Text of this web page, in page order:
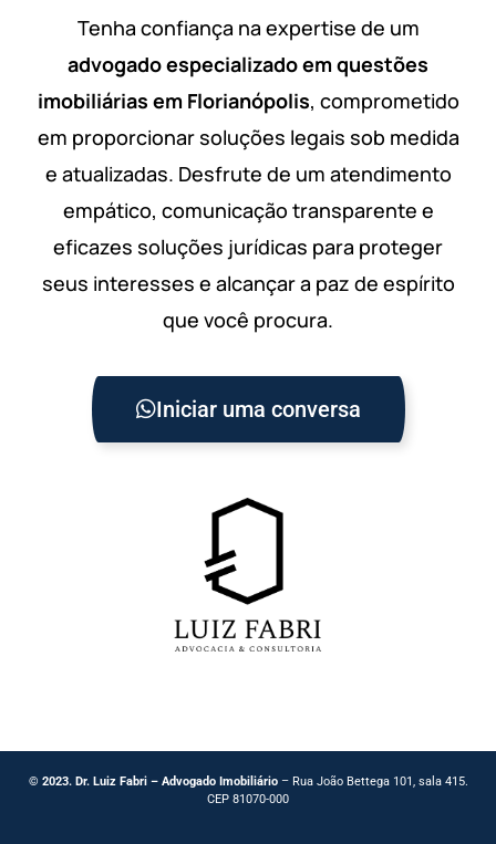
Tenha confiança na expertise de um
advogado especializado em questões
imobiliárias em Florianópolis, comprometido
em proporcionar soluções legais sob medida
e atualizadas. Desfrute de um atendimento
empático, comunicação transparente e
eficazes soluções jurídicas para proteger
seus interesses e alcançar a paz de espírito
que você procura.
Iniciar uma conversa
© 2023. Dr. Luiz Fabri – Advogado Imobiliário– Rua João Bettega 101, sala 415.
CEP 81070-000